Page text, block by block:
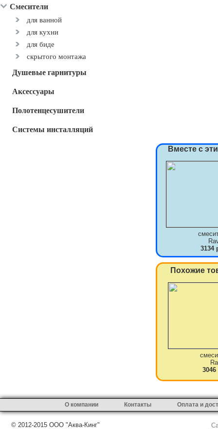
Смесители
для ванной
для кухни
для биде
скрытого монтажа
Душевые гарнитуры
Аксессуары
Полотенцесушители
Системы инсталляций
Вместе с
3134
Похожие
3046
О компании Контакты Оплата и
© 2012-2015 ООО "Аква-Кинг"